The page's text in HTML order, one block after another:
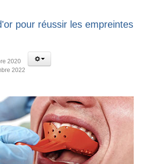
pour réussir les empreintes
2020
2022